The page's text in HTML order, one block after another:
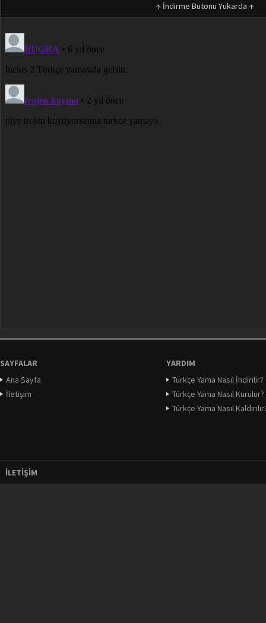
↑ İndirme Butonu Yukarda ↑
SAYFALAR
Ana Sayfa
İletişim
YARDIM
Türkçe Yama Nasıl İndirilir?
Türkçe Yama Nasıl Kurulur?
Türkçe Yama Nasıl
İLETIŞIM